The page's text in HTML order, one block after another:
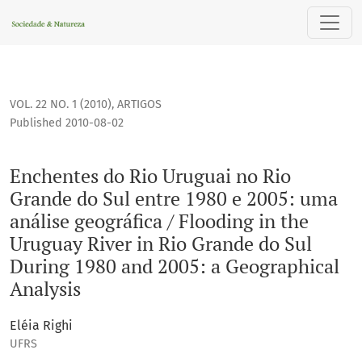
Enchentes do Rio Uruguai no Rio Grande do Sul entre
VOL. 22 NO. 1 (2010), ARTIGOS
Enchentes do Rio Uruguai no Rio
Grande do Sul entre 1980 e 2005: uma
análise geográfica / Flooding in the
Uruguay River in Rio Grande do Sul
During 1980 and 2005: a Geographical
Analysis
Published 2010-08-02
Eléia Righi
UFRS